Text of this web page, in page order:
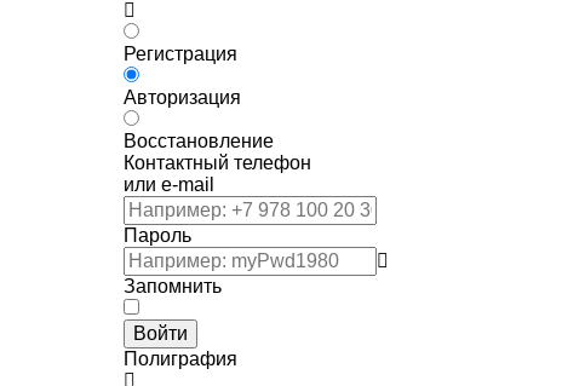
Регистрация
Авторизация
Восстановление
Контактный телефон
или e-mail
Пароль
Запомнить
Войти
Полиграфия